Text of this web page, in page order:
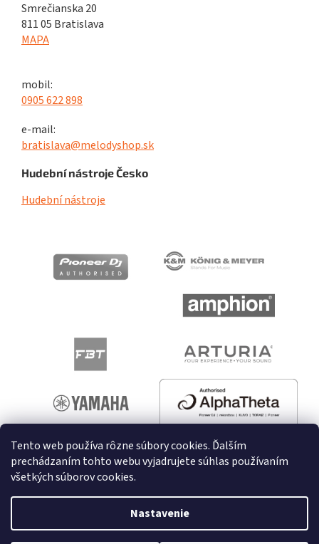
Tento web používa rôzne súbory cookies. Ďalším
prechádzaním tohto webu vyjadrujete súhlas používaním
všetkých súborov cookies.
Nastavenie
Smrečianska 20
811 05 Bratislava
MAPA
mobil:
0905 622 898
e-mail:
bratislava@melodyshop.sk
Hudební nástroje Česko
Hudební nástroje
Vytvoril Shoptet